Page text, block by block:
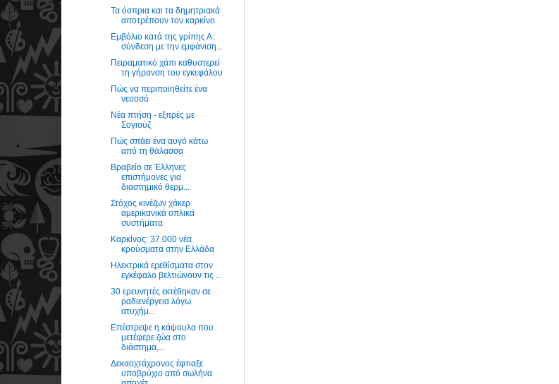
Τα όσπρια και τα δημητριακά
αποτρέπουν τον καρκίνο
Eμβόλιο κατά της γρίπης Α:
σύνδεση με την εμφάνιση...
Πειραματικό χάπι καθυστερεί
τη γήρανση του εγκεφάλου
Πώς να περιποιηθείτε ένα
νεοσσό
Νέα πτήση - εξπρές με
Σογιούζ
Πώς σπάει ένα αυγό κάτω
από τη θάλασσα
Βραβείο σε Έλληνες
επιστήμονες για
διαστημικό θερμ...
Στόχος κινέζων χάκερ
αμερικανικά οπλικά
συστήματα
Καρκίνος: 37.000 νέα
κρούσματα στην Ελλάδα
Ηλεκτρικά ερεθίσματα στον
εγκέφαλο βελτιώνουν τις ...
30 ερευνητές εκτέθηκαν σε
ραδιενέργεια λόγω
ατυχήμ...
Επέστρεψε η κάψουλα που
μετέφερε ζώα στο
διάστημα,...
Δεκαοχτάχρονος έφτιαξε
υποβρύχιο από σωλήνα